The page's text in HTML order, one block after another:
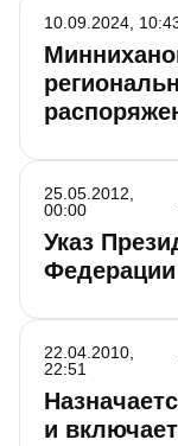
10.09.2024,
Указ
25.05.2012,
00:00
и
22.04.2010,
22:51